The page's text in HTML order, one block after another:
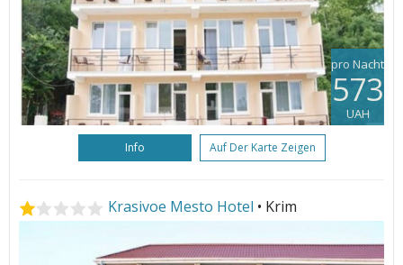
pro Nacht
573
UAH
Info Auf Der Karte Zeigen
Krasivoe Mesto Hotel • Krim